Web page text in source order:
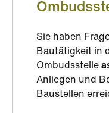
Sie haben
Bautätigkeit in
Ombudsstelle
Anliegen und
Baustellen